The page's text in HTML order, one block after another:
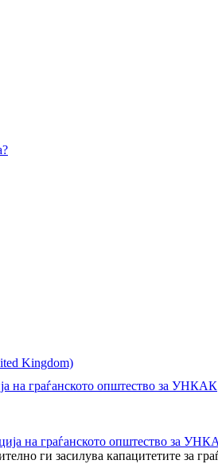
на граѓанското општество за УНКАК
на граѓанското општество за
ги засилува капацитетите за